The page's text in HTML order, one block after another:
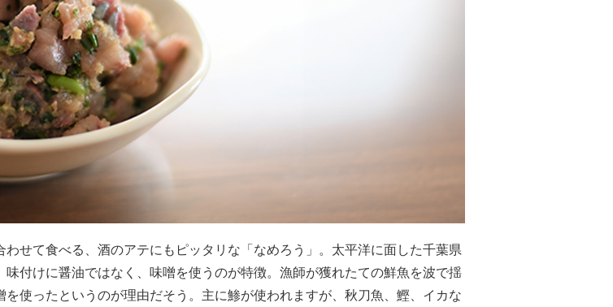
せて食べる、酒のアテにもピッタリな「なめろう」。太平洋に面した千葉県
付けに醤油ではなく、味噌を使うのが特徴。漁師が獲れたての鮮魚を波で揺
使ったというのが理由だそう。主に鯵が使われますが、秋刀魚、鰹、イカな